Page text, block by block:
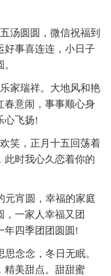
汤圆圆，微信祝福到
好事喜连连，小日子
家瑞祥。大地风和艳
春意闹，事事顺心身
心飞扬!
笑，正月十五回荡着
此时我心久恋着你的
元宵圆，幸福的家庭
，一家人幸福又团
年四季团团圆圆!
念念，冬日无眠。
精美甜点。甜甜蜜